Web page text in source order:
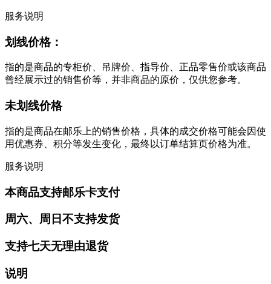
服务说明
划线价格：
指的是商品的专柜价、吊牌价、指导价、正品零售价或该商品
曾经展示过的销售价等，并非商品的原价，仅供您参考。
未划线价格
指的是商品在邮乐上的销售价格，具体的成交价格可能会因使
用优惠券、积分等发生变化，最终以订单结算页价格为准。
服务说明
本商品支持邮乐卡支付
周六、周日不支持发货
支持七天无理由退货
说明